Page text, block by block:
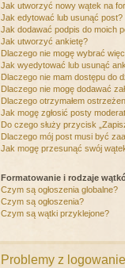
Jak utworzyć nowy wątek na
Jak edytować lub usunąć post?
Jak dodawać podpis do moich
Jak utworzyć ankietę?
Dlaczego nie mogę wybrać
Jak wyedytować lub usunąć
Dlaczego nie mam dostępu do
Dlaczego nie mogę dodawać
Dlaczego otrzymałem
Jak mogę zgłosić posty
Do czego służy przycisk
Dlaczego mój post musi być
Jak mogę przesunąć swój
Formatowanie i rodzaje
Czym są ogłoszenia globalne?
Czym są ogłoszenia?
Czym są wątki przyklejone?
Problemy z